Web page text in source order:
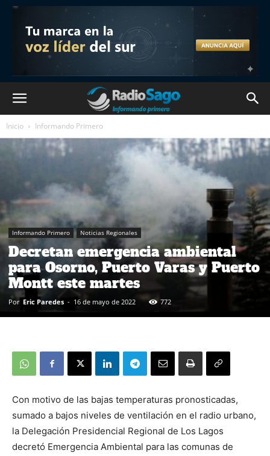
Inicio Informando Primero
Informando Primero Noticias Regionales
Decretan emergencia ambiental
para Osorno, Puerto Varas y Puerto
Montt este martes
Por Eric Paredes - 16 de mayo de 2022 772
Con motivo de las bajas temperaturas pronosticadas,
sumado a bajos niveles de ventilación en el radio urbano,
la Delegación Presidencial Regional de Los Lagos
decretó Emergencia Ambiental para las comunas de